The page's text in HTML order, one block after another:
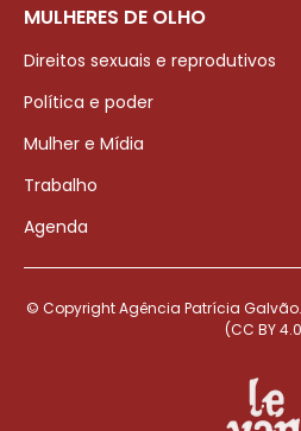
MULHERES DE OLHO
Direitos sexuais e reprodutivos
Política e poder
Mulher e Mídia
Trabalho
Agenda
© Copyright Agência Patrícia
(CC BY